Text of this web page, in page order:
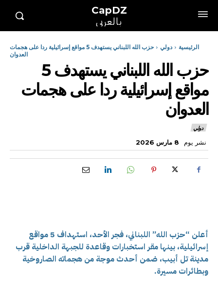
CapDZ
بالعربي
الرئيسية دولي
حزب الله اللبناني يستهدف 5 مواقع إسرائيلية ردا على هجمات
العدوان
حزب الله اللبناني يستهدف 5
مواقع إسرائيلية ردا على هجمات
العدوان
دولي
نشر يوم 8 مارس 2026
أعلن “حزب الله” اللبناني، فجر الأحد، استهداف 5 مواقع
إسرائيلية، بينها مقر استخبارات وقاعدة للجبهة الداخلية قرب
مدينة تل أبيب، ضمن أحدث موجة من هجماته الصاروخية
وبطائرات مسيرة.